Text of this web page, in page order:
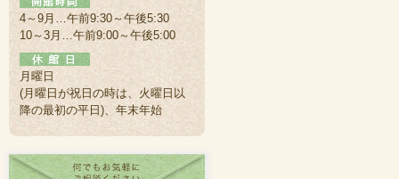
4～9月…午前9:30～午後5:30
10～3月…午前9:00～午後5:00
月曜日
(月曜日が祝日の時は、火曜日以
降の最初の平日)、年末年始